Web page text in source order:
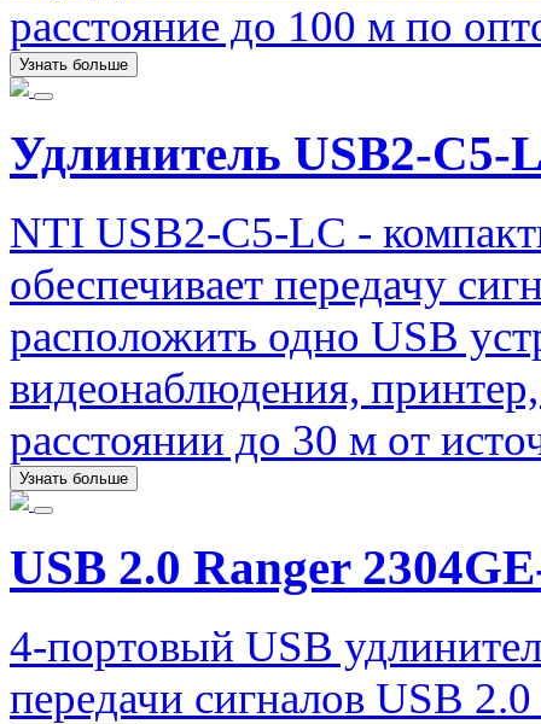
расстояние до 100 м по
Узнать больше
Удлинитель USB2-C5-
NTI USB2-C5-LC -
обеспечивает передачу
расположить одно USB
видеонаблюдения,
расстоянии до 30 м от
Узнать больше
USB 2.0 Ranger
4-портовый USB
передачи сигналов USB